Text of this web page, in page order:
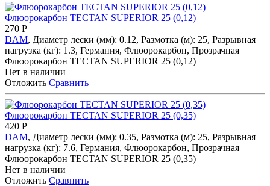
Флюорокарбон TECTAN SUPERIOR 25 (0,12)
270 Р
DAM, Диаметр лески (мм): 0.12, Размотка (м): 25, Разрывная
нагрузка (кг): 1.3, Германия, Флюорокарбон, Прозрачная
Флюорокарбон TECTAN SUPERIOR 25 (0,12)
Нет в наличии
Отложить Сравнить
Флюорокарбон TECTAN SUPERIOR 25 (0,35)
420 Р
DAM, Диаметр лески (мм): 0.35, Размотка (м): 25, Разрывная
нагрузка (кг): 7.6, Германия, Флюорокарбон, Прозрачная
Флюорокарбон TECTAN SUPERIOR 25 (0,35)
Нет в наличии
Отложить Сравнить